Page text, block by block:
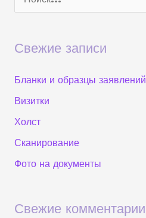
к
:
Свежие записи
Бланки и образцы заявлений
Визитки
Холст
Сканирование
Фото на документы
Свежие комментарии